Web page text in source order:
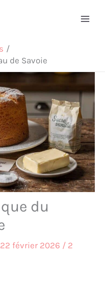
de Savoie
du
22 février 2026 / 2